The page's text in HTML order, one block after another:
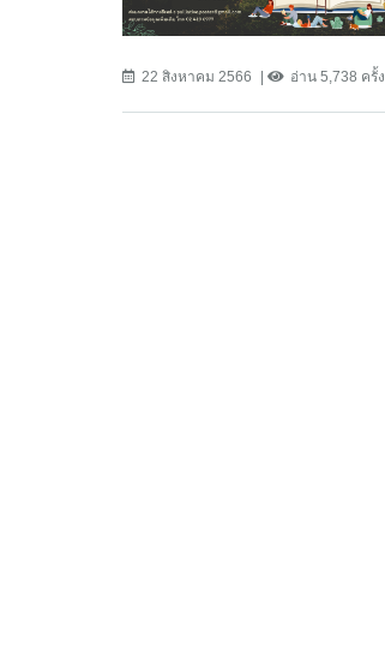
22 สิงหาคม 2566 อ่าน 5,738 ครั้ง